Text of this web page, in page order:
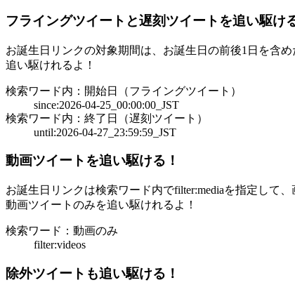
フライングツイートと遅刻ツイートを追い駆け
お誕生日リンクの対象期間は、お誕生日の前後1日を含
追い駆けれるよ！
検索ワード内：開始日（フライングツイート）
since:2026-04-25_00:00:00_JST
検索ワード内：終了日（遅刻ツイート）
until:2026-04-27_23:59:59_JST
動画ツイートを追い駆ける！
お誕生日リンクは検索ワード内でfilter:mediaを指定して
動画ツイートのみを追い駆けれるよ！
検索ワード：動画のみ
filter:videos
除外ツイートも追い駆ける！